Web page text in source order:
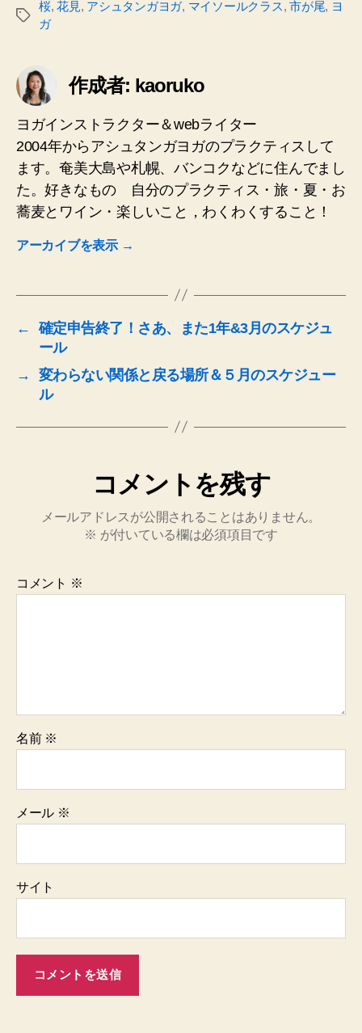
タ
桜,花見, アシュタンガヨガ, マイソールクラス,市が尾, ヨ
ガ
作成者: kaoruko
ヨガインストラクター＆webライター
2004年からアシュタンガヨガのプラクティスして
ます。奄美大島や札幌、バンコクなどに住んでまし
た。好きなもの 自分のプラクティス・旅・夏・お
蕎麦とワイン・楽しいこと，わくわくすること！
アーカイブを表示 →
←
確定申告終了！さあ、また1年&3月のスケジュ
ール
→
変わらない関係と戻る場所＆５月のスケジュー
ル
コメントを残す
メールアドレスが公開されることはありません。
※ が付いている欄は必須項目です
コメント ※
名前 ※
メール ※
サイト